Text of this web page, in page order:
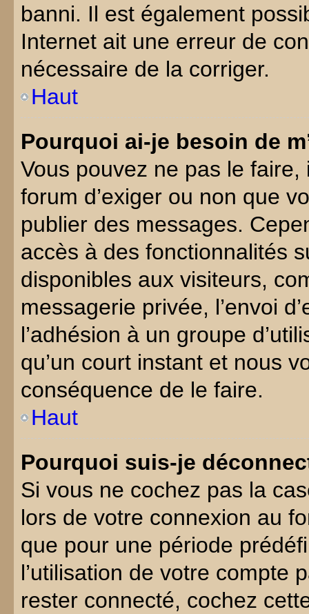
banni. Il est également
Internet ait une erreur de
nécessaire de la corriger.
Haut
Pourquoi ai-je besoin de
Vous pouvez ne pas le faire,
forum d’exiger ou non que
publier des messages.
accès à des fonctionnalités
disponibles aux visiteurs,
messagerie privée, l’envoi
l’adhésion à un groupe
qu’un court instant et nous
conséquence de le faire.
Haut
Pourquoi suis-je
Si vous ne cochez pas la
lors de votre connexion au
que pour une période
l’utilisation de votre compte
rester connecté, cochez